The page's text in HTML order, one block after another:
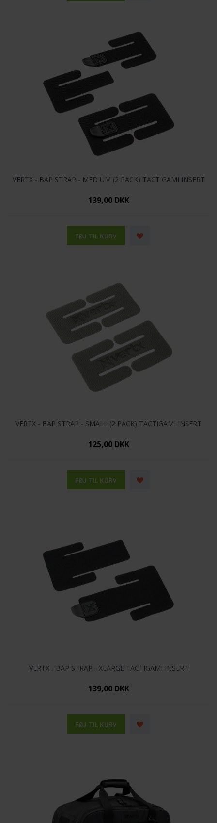
VERTX - BAP STRAP - MEDIUM (2 PACK) TACTIGAMI INSERT
139,00 DKK
VERTX - BAP STRAP - SMALL (2 PACK) TACTIGAMI INSERT
125,00 DKK
VERTX - BAP STRAP - XLARGE TACTIGAMI INSERT
139,00 DKK